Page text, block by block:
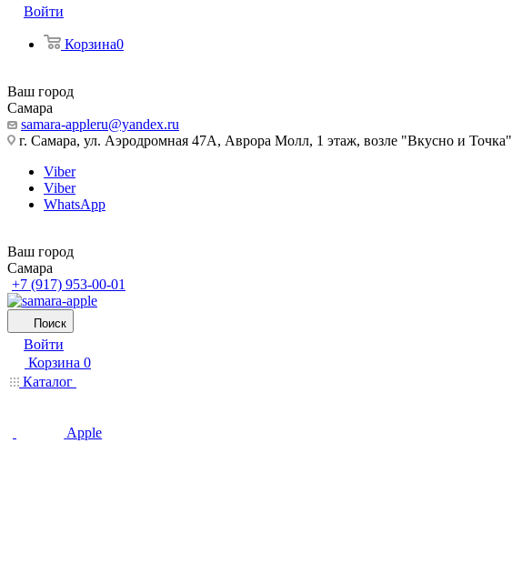
Войти
Корзина0
Ваш город
Самара
samara-appleru@yandex.ru
г. Самара, ул. Аэродромная 47А, Аврора Молл, 1 этаж, возле "Вкусно и Точка"
Viber
Viber
WhatsApp
Ваш город
Самара
+7 (917) 953-00-01
Поиск
Войти
Корзина 0
Каталог
Apple